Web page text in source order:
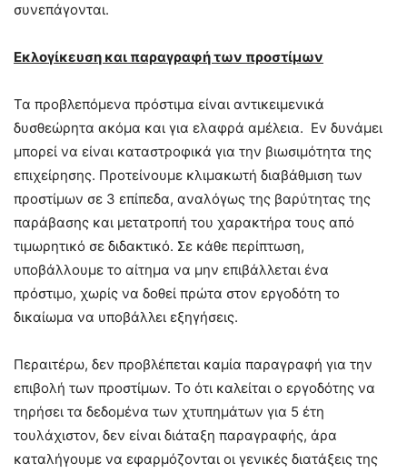
συνεπάγονται.
Εκλογίκευση και παραγραφή των προστίμων
Τα προβλεπόμενα πρόστιμα είναι αντικειμενικά
δυσθεώρητα ακόμα και για ελαφρά αμέλεια. Εν δυνάμει
μπορεί να είναι καταστροφικά για την βιωσιμότητα της
επιχείρησης. Προτείνουμε κλιμακωτή διαβάθμιση των
προστίμων σε 3 επίπεδα, αναλόγως της βαρύτητας της
παράβασης και μετατροπή του χαρακτήρα τους από
τιμωρητικό σε διδακτικό. Σε κάθε περίπτωση,
υποβάλλουμε το αίτημα να μην επιβάλλεται ένα
πρόστιμο, χωρίς να δοθεί πρώτα στον εργοδότη το
δικαίωμα να υποβάλλει εξηγήσεις.
Περαιτέρω, δεν προβλέπεται καμία παραγραφή για την
επιβολή των προστίμων. Το ότι καλείται ο εργοδότης να
τηρήσει τα δεδομένα των χτυπημάτων για 5 έτη
τουλάχιστον, δεν είναι διάταξη παραγραφής, άρα
καταλήγουμε να εφαρμόζονται οι γενικές διατάξεις της